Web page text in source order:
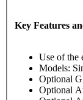
Key Features
Use of the
Models:
Optional
Optional